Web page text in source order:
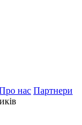
нас Партнери